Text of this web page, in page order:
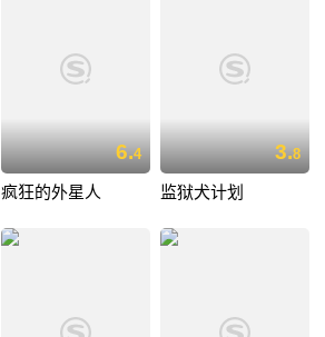
6.4
疯狂的外星人
3.8
监狱犬计划